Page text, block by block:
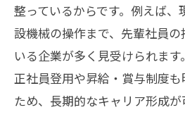
安定就職を目指すなら建
安定した就職には建
由
建設業求人で得られ
長期的な雇用を実現す
整っているからです。例えば
設機械の操作まで、先輩社員
いる企業が多く見受けられます
正社員登用や昇給・賞与制度
ため、長期的なキャリア形成が